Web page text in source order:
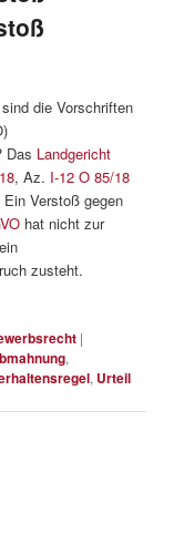
die Vorschriften
Das Landgericht
, Az. I-12 O 85/18
Ein Verstoß gegen
hat nicht zur
zusteht.
|
,
, Urteil